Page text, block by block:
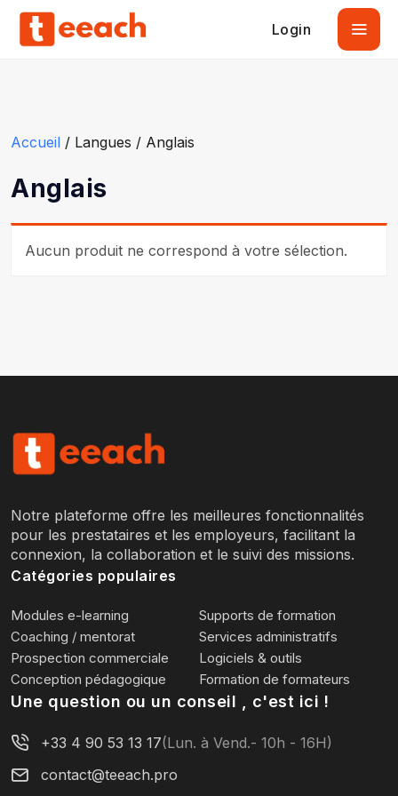
Login
Accueil / Langues / Anglais
Anglais
Aucun produit ne correspond à votre sélection.
Notre plateforme offre les meilleures fonctionnalités
pour les prestataires et les employeurs, facilitant la
connexion, la collaboration et le suivi des missions.
Catégories populaires
Modules e-learning
Supports de formation
Coaching / mentorat
Services administratifs
Prospection commerciale
Logiciels & outils
Conception pédagogique
Formation de formateurs
Une question ou un conseil , c'est ici !
+33 4 90 53 13 17(Lun. à Vend.- 10h - 16H)
contact@teeach.pro